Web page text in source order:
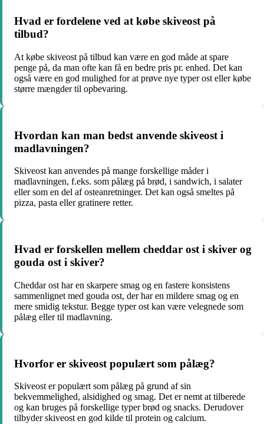
Hvad er fordelene ved at købe skiveost på
tilbud?
At købe skiveost på tilbud kan være en god måde at spare
penge på, da man ofte kan få en bedre pris pr. enhed. Det kan
også være en god mulighed for at prøve nye typer ost eller købe
større mængder til opbevaring.
Hvordan kan man bedst anvende skiveost i
madlavningen?
Skiveost kan anvendes på mange forskellige måder i
madlavningen, f.eks. som pålæg på brød, i sandwich, i salater
eller som en del af osteanretninger. Det kan også smeltes på
pizza, pasta eller gratinere retter.
Hvad er forskellen mellem cheddar ost i skiver og
gouda ost i skiver?
Cheddar ost har en skarpere smag og en fastere konsistens
sammenlignet med gouda ost, der har en mildere smag og en
mere smidig tekstur. Begge typer ost kan være velegnede som
pålæg eller til madlavning.
Hvorfor er skiveost populært som pålæg?
Skiveost er populært som pålæg på grund af sin
bekvemmelighed, alsidighed og smag. Det er nemt at tilberede
og kan bruges på forskellige typer brød og snacks. Derudover
tilbyder skiveost en god kilde til protein og calcium.